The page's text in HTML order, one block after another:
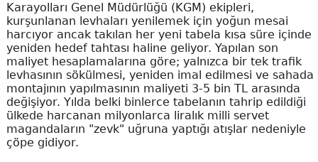
Karayolları Genel Müdürlüğü (KGM) ekipleri,
kurşunlanan levhaları yenilemek için yoğun mesai
harcıyor ancak takılan her yeni tabela kısa süre içinde
yeniden hedef tahtası haline geliyor. Yapılan son
maliyet hesaplamalarına göre; yalnızca bir tek trafik
levhasının sökülmesi, yeniden imal edilmesi ve sahada
montajının yapılmasının maliyeti 3-5 bin TL arasında
değişiyor. Yılda belki binlerce tabelanın tahrip edildiği
ülkede harcanan milyonlarca liralık milli servet
magandaların "zevk" uğruna yaptığı atışlar nedeniyle
çöpe gidiyor.